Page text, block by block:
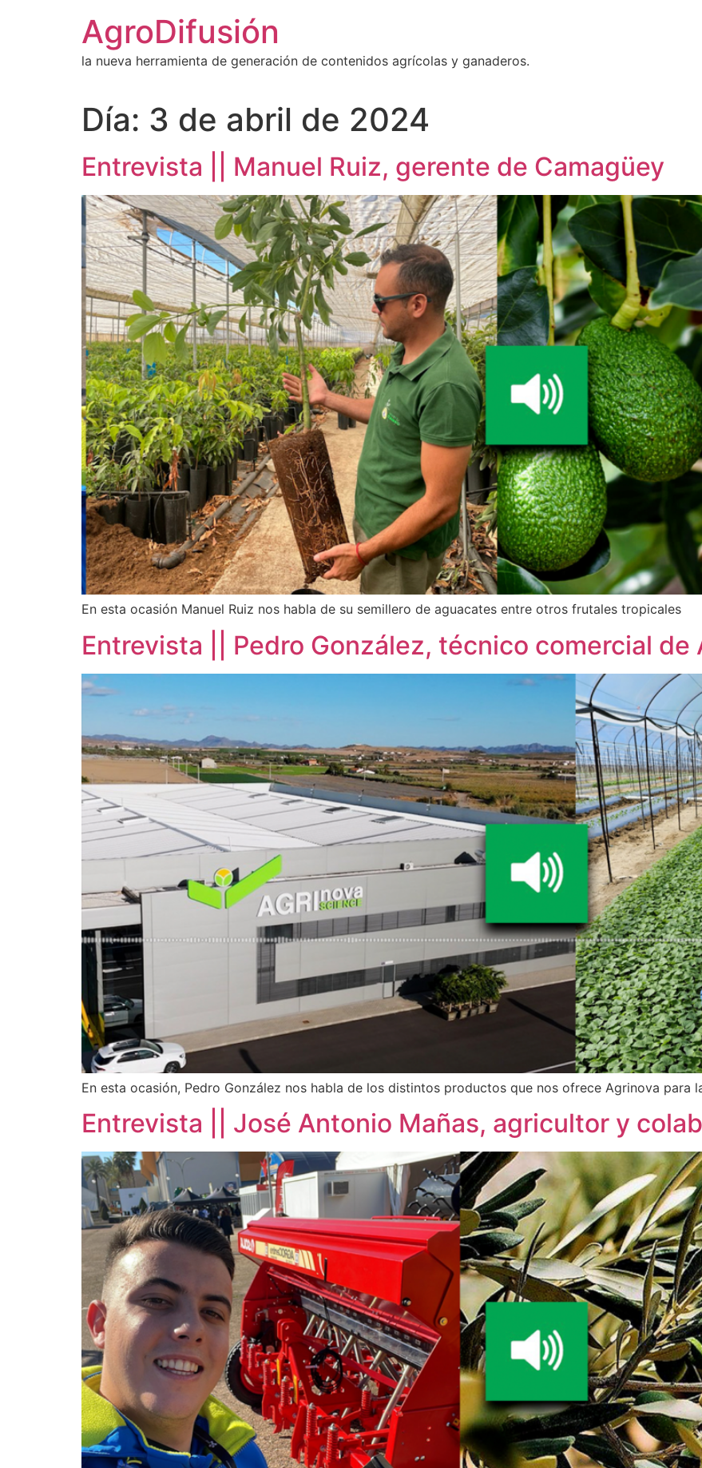
AgroDifusión
la nueva herramienta de generación de contenidos agrícolas y ganaderos.
Día: 3 de abril de 2024
Entrevista || Manuel Ruiz, gerente de Camagüey
En esta ocasión Manuel Ruiz nos habla de su semillero de aguacates entre otros frutales tropicales
Entrevista || Pedro González, técnico comercial de
En esta ocasión, Pedro González nos habla de los distintos productos que nos ofrece Agrinova para
Entrevista || José Antonio Mañas, agricultor y